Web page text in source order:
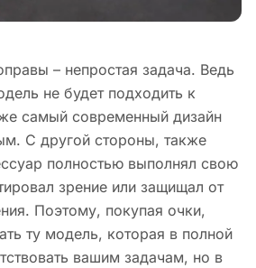
– непростая задача. Ведь
не будет подходить к
самый современный дизайн
С другой стороны, также
полностью выполнял свою
зрение или защищал от
Поэтому, покупая очки,
ту модель, которая в полной
вашим задачам, но в